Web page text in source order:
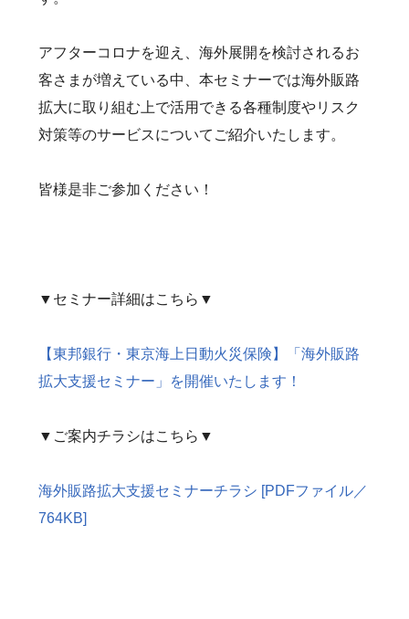
アフターコロナを迎え、海外展開を検討されるお
客さまが増えている中、本セミナーでは海外販路
拡大に取り組む上で活用できる各種制度やリスク
対策等のサービスについてご紹介いたします。
皆様是非ご参加ください！
▼セミナー詳細はこちら▼
【東邦銀行・東京海上日動火災保険】「海外販路
拡大支援セミナー」を開催いたします！
▼ご案内チラシはこちら▼
海外販路拡大支援セミナーチラシ [PDFファイル／
764KB]